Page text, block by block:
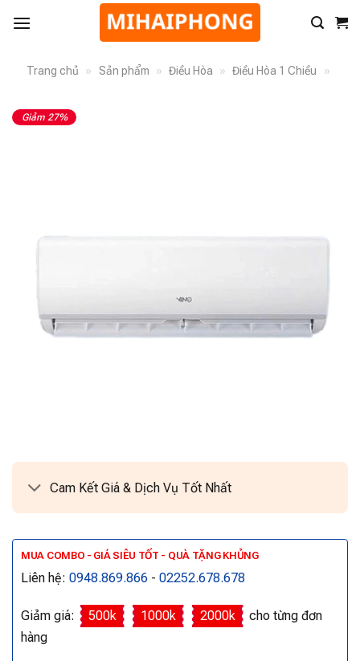
Trang chủ » Sản phẩm » Điều Hòa » Điều Hòa 1 Chiều »
Giảm 27%
Cam Kết Giá & Dịch Vụ Tốt Nhất
MUA COMBO - GIÁ SIÊU TỐT - QUÀ TẶNG KHỦNG
Liên hệ: 0948.869.866 - 02252.678.678
Giảm giá: 500k 1000k 2000k
cho từng đơn
hàng